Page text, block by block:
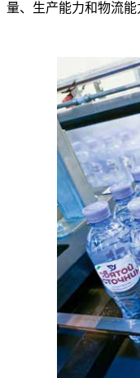
量、生产能力和物流能